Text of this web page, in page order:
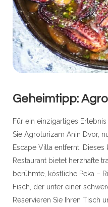
Geheimtipp:
Für ein einzigartiges
Sie Agroturizam Anin Dvor,
Escape Villa entfernt.
Restaurant bietet herzhafte
berühmte, köstliche Peka –
Fisch, der unter einer
Reservieren Sie Ihren Tisch